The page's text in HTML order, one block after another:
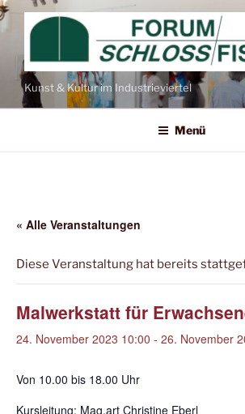
Zum
Inhalt
Kunst & Kultur im Industrieviertel
Menü
« Alle Veranstaltungen
Diese Veranstaltung hat bereits
Malwerkstatt für
24. November 2023 10:00 - 26. November
Von 10.00 bis 18.00 Uhr
Kursleitung: Mag.art Christine Eberl